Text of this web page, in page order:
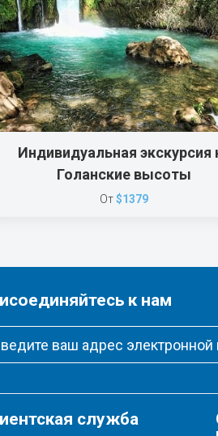
Индивидуальная экскурсия
Голанские высоты
От$1379
к нам
служба